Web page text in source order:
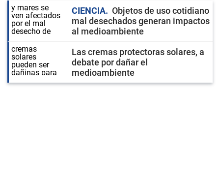
CIENCIA
Objetos de uso cotidiano
mal desechados generan impactos
al medioambiente
Las cremas protectoras solares, a
debate por dañar el
medioambiente